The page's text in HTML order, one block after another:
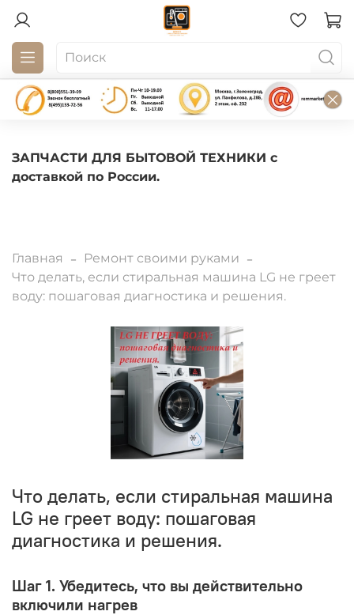
ЗАПЧАСТИ ДЛЯ БЫТОВОЙ ТЕХНИКИ с
доставкой по России.
Главная
Ремонт своими руками
Что делать, если стиральная машина LG не греет
воду: пошаговая диагностика и решения.
Что делать, если стиральная машина
LG не греет воду: пошаговая
диагностика и решения.
Шаг 1. Убедитесь, что вы действительно
включили нагрев